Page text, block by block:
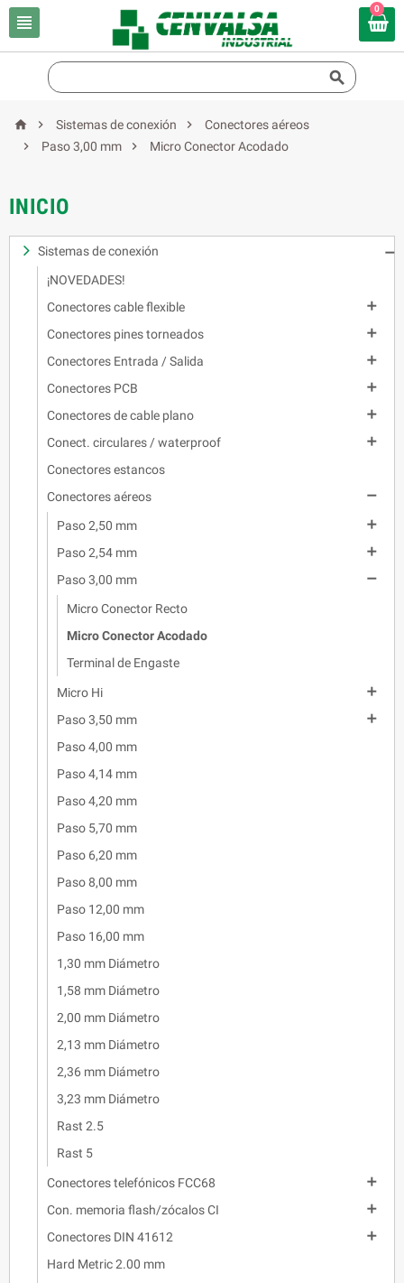

0

  Sistemas de conexión 
Conectores aéreos

Paso 3,00 mm  Micro Conector Acodado
INICIO
Sistemas de conexión

¡NOVEDADES!
Conectores cable flexible

Conectores pines torneados

Conectores Entrada / Salida

Conectores PCB

Conectores de cable plano

Conect. circulares / waterproof

Conectores estancos
Conectores aéreos

Paso 2,50 mm

Paso 2,54 mm

Paso 3,00 mm

Micro Conector Recto
Micro Conector Acodado
Terminal de Engaste
Micro Hi

Paso 3,50 mm

Paso 4,00 mm
Paso 4,14 mm
Paso 4,20 mm
Paso 5,70 mm
Paso 6,20 mm
Paso 8,00 mm
Paso 12,00 mm
Paso 16,00 mm
1,30 mm Diámetro
1,58 mm Diámetro
2,00 mm Diámetro
2,13 mm Diámetro
2,36 mm Diámetro
3,23 mm Diámetro
Rast 2.5
Rast 5
Conectores telefónicos FCC68

Con. memoria flash/zócalos CI

Conectores DIN 41612

Hard Metric 2.00 mm